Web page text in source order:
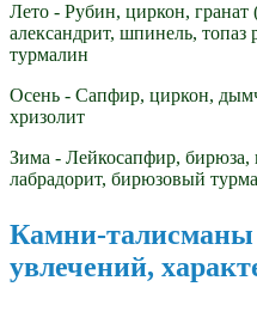
Лето - Рубин, циркон, гранат
александрит, шпинель,
турмалин
Осень - Сапфир, циркон,
хризолит
Зима - Лейкосапфир, бирюза,
лабрадорит, бирюзовый
Камни-талисманы
увлечений,